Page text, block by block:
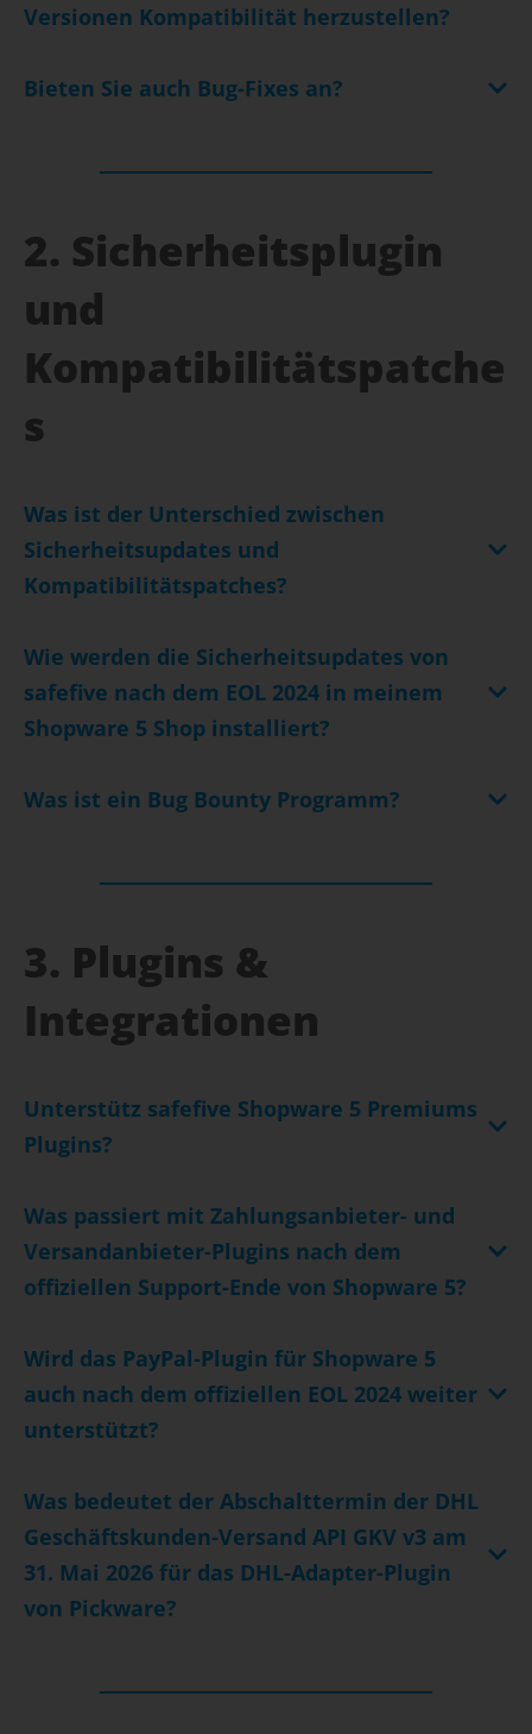
Versionen Kompatibilität herzustellen?
Bieten Sie auch Bug-Fixes an?
2. Sicherheitsplugin
und
Kompatibilitätspatche
s
Was ist der Unterschied zwischen
Sicherheitsupdates und
Kompatibilitätspatches?
Wie werden die Sicherheitsupdates von
safefive nach dem EOL 2024 in meinem
Shopware 5 Shop installiert?
Was ist ein Bug Bounty Programm?
3. Plugins &
Integrationen
Unterstütz safefive Shopware 5 Premiums
Plugins?
Was passiert mit Zahlungsanbieter- und
Versandanbieter-Plugins nach dem
offiziellen Support-Ende von Shopware 5?
Wird das PayPal-Plugin für Shopware 5
auch nach dem offiziellen EOL 2024 weiter
unterstützt?
Was bedeutet der Abschalttermin der DHL
Geschäftskunden-Versand API GKV v3 am
31. Mai 2026 für das DHL-Adapter-Plugin
von Pickware?